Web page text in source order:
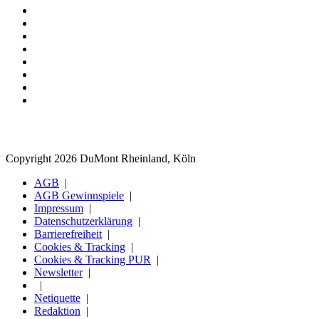
Copyright 2026 DuMont Rheinland, Köln
AGB
AGB Gewinnspiele
Impressum
Datenschutzerklärung
Barrierefreiheit
Cookies & Tracking
Cookies & Tracking PUR
Newsletter
Netiquette
Redaktion